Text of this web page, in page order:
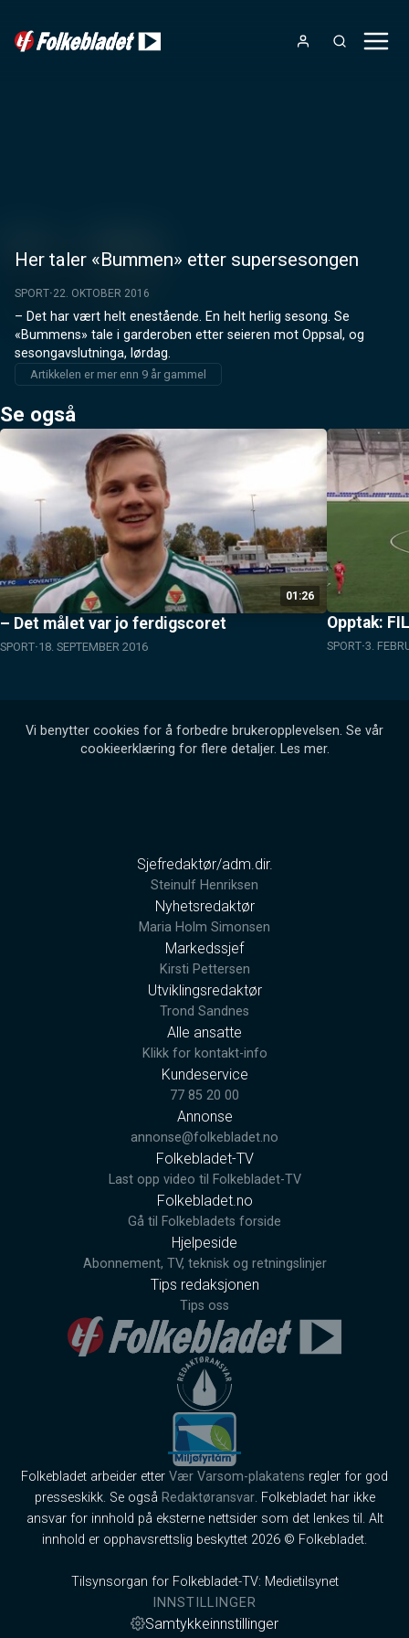
Her taler «Bummen» etter supersesongen
SPORT 22. OKTOBER 2016
– Det har vært helt enestående. En helt herlig sesong. Se
«Bummens» tale i garderoben etter seieren mot Oppsal, og
sesongavslutninga, lørdag.
Artikkelen er mer enn 9 år gammel
Se også
01:26
– Det målet var jo ferdigscoret
SPORT 18. SEPTEMBER 2016
Opptak:
SPORT 3.
Vi benytter cookies for å forbedre brukeropplevelsen. Se vår
cookieerklæring for flere detaljer. Les mer.
Sjefredaktør/adm.dir.
Steinulf Henriksen
Nyhetsredaktør
Maria Holm Simonsen
Markedssjef
Kirsti Pettersen
Utviklingsredaktør
Trond Sandnes
Alle ansatte
Klikk for kontakt-info
Kundeservice
77 85 20 00
Annonse
annonse@folkebladet.no
Folkebladet-TV
Last opp video til Folkebladet-TV
Folkebladet.no
Gå til Folkebladets forside
Hjelpeside
Abonnement, TV, teknisk og retningslinjer
Tips redaksjonen
Tips oss
Folkebladet arbeider etter Vær Varsom-plakatens regler for god
presseskikk. Se også Redaktøransvar. Folkebladet har ikke
ansvar for innhold på eksterne nettsider som det lenkes til. Alt
innhold er opphavsrettslig beskyttet 2026 © Folkebladet.
Tilsynsorgan for Folkebladet-TV: Medietilsynet
INNSTILLINGER
Samtykkeinnstillinger